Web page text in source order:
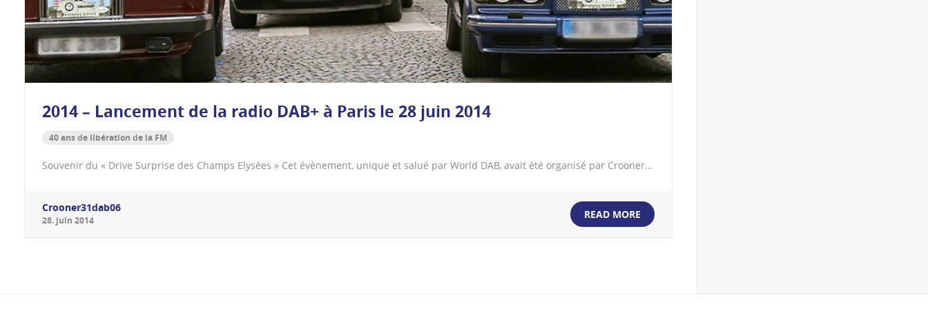
2014 – Lancement de la radio DAB+ à Paris le 28 juin 2014
40 ans de libération de la FM
Souvenir du « Drive Surprise des Champs Elysées » Cet évènement, unique et salué par World DAB, avait été organisé par Crooner…
Crooner31dab06
28. juin 2014 READ MORE